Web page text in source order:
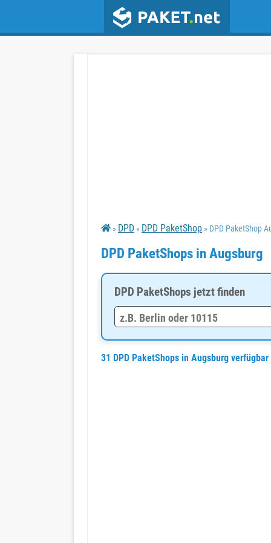
» DPD » DPD PaketShop » DPD PaketShop
DPD PaketShops in Augsburg
DPD PaketShops jetzt finden
31 DPD PaketShops in Augsburg verfügbar